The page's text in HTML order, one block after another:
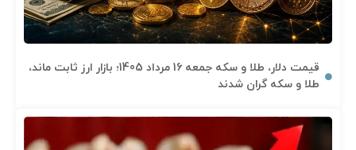
قیمت دلار، طلا و سکه جمعه 16 مرداد 1405؛ بازار ارز ثابت ماند،
طلا و سکه گران شدند